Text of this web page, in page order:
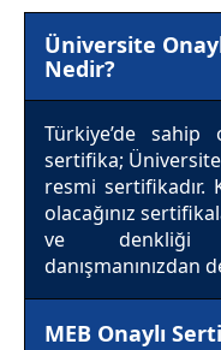
Üniversite
Nedir?
Türkiye’de
sertifika;
resmi sertifikadır.
olacağınız
ve denkliği
danışmanınızdan
MEB Onaylı